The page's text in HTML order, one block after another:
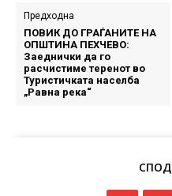
Предходна
ПОВИК ДО ГРАЃАНИТЕ НА
ОПШТИНА ПЕХЧЕВО:
Заеднички да го
расчистиме теренот во
Туристичката населба
„Равна река“